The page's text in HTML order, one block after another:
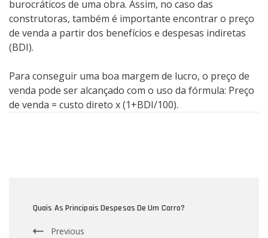
burocráticos de uma obra. Assim, no caso das
construtoras, também é importante encontrar o preço
de venda a partir dos benefícios e despesas indiretas
(BDI).
Para conseguir uma boa margem de lucro, o preço de
venda pode ser alcançado com o uso da fórmula: Preço
de venda = custo direto x (1+BDI/100).
Navigation
Quais As Principais Despesas De Um Carro?
Previous